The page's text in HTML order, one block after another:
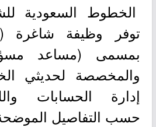
الخطوط السعودية
توفر وظيفة شاغرة
بمسمى (مساعد
والمخصصة لحديثي
إدارة الحسابات
حسب التفاصيل